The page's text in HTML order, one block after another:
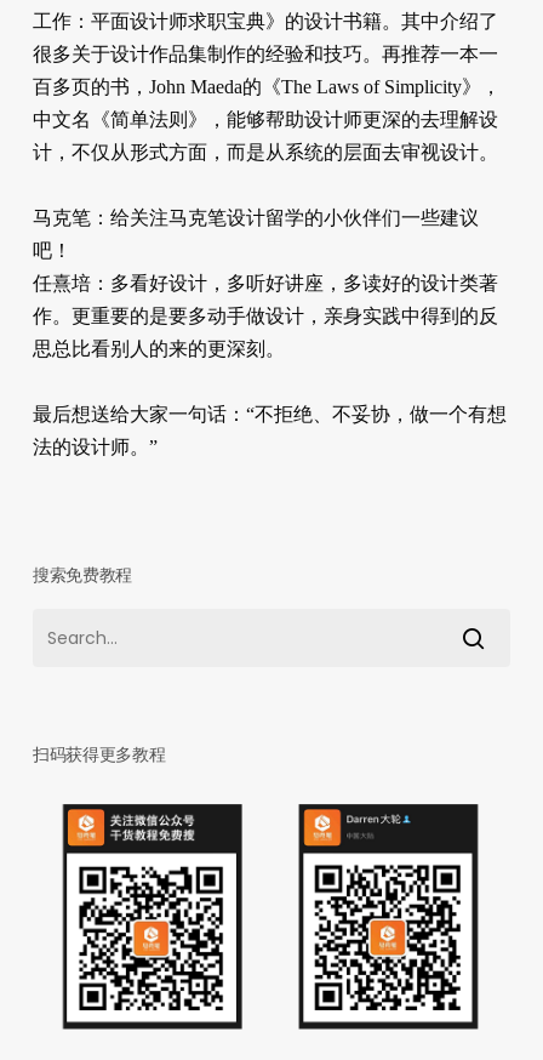
工作：平面设计师求职宝典》的设计书籍。其中介绍了
很多关于设计作品集制作的经验和技巧。再推荐一本一
百多页的书，John Maeda的《The Laws of Simplicity》，
中文名《简单法则》，能够帮助设计师更深的去理解设
计，不仅从形式方面，而是从系统的层面去审视设计。
马克笔：给关注马克笔设计留学的小伙伴们一些建议
吧！
任熹培：多看好设计，多听好讲座，多读好的设计类著
作。更重要的是要多动手做设计，亲身实践中得到的反
思总比看别人的来的更深刻。
最后想送给大家一句话：“不拒绝、不妥协，做一个有想
法的设计师。”
搜索免费教程
扫码获得更多教程